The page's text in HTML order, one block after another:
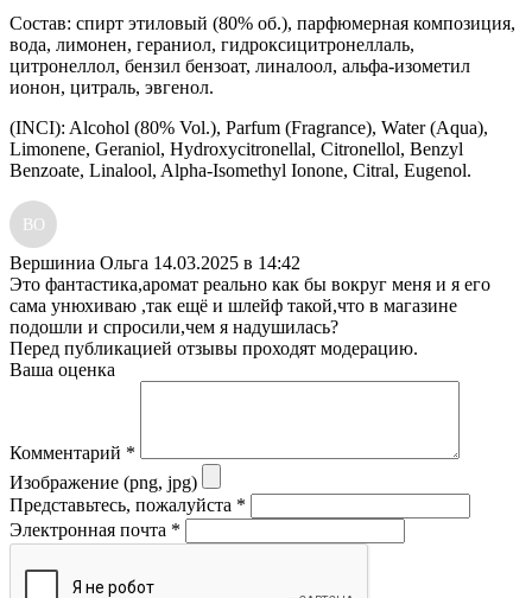
Состав: спирт этиловый (80% об.), парфюмерная композиция,
вода, лимонен, гераниол, гидроксицитронеллаль,
цитронеллол, бензил бензоат, линалоол, альфа-изометил
ионон, цитраль, эвгенол.
(INCI): Alcohol (80% Vol.), Parfum (Fragrance), Water (Aqua),
Limonene, Geraniol, Hydroxycitronellal, Citronellol, Benzyl
Benzoate, Linalool, Alpha-Isomethyl Ionone, Citral, Eugenol.
ВО
Вершиниа Ольга 14.03.2025 в 14:42
Это фантастика,аромат реально как бы вокруг меня и я его
сама унюхиваю ,так ещё и шлейф такой,что в магазине
подошли и спросили,чем я надушилась?
Перед публикацией отзывы проходят модерацию.
Ваша оценка
Комментарий *
Изображение (png, jpg)
Представьтесь, пожалуйста *
Электронная почта *